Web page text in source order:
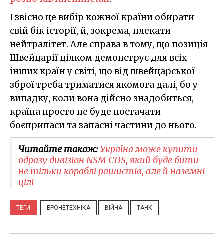
І звісно це вибір кожної країни обирати
свій бік історії, й, зокрема, плекати
нейтралітет. Але справа в тому, що позиція
Швейцарії цілком демонструє для всіх
інших країн у світі, що від швейцарської
зброї треба триматися якомога далі, бо у
випадку, коли вона дійсно знадобиться,
країна просто не буде постачати
боєприпаси та запасні частини до нього.
Читайте також:Україна може купити
одразу дивізіон NSM CDS, який буде бити
не тільки кораблі рашистів, але й наземні
цілі
ТЕГИ БРОНЕТЕХНІКА ВІЙНА ТАНК